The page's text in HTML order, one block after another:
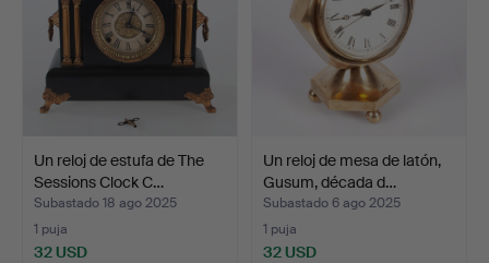
Un reloj de estufa de The
Sessions Clock C…
Subastado 18 ago 2025
1 puja
32 USD
Un reloj de mesa de latón,
Gusum, década d…
Subastado 6 ago 2025
1 puja
32 USD